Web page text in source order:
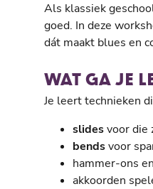
Als klassiek
goed. In deze
dát maakt blues en
WAT GA JE
Je leert technieken
slidesvoor die
bendsvoor
hammer-ons
akkoorden